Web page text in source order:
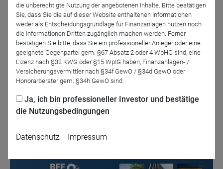
Mit dem Kombiplan und unseren Limitfunktionen können
Sie Ihren Kunden einen kostenfreien Mehrwert anbieten,
welcher Ihnen zusätzlich den Beratungsalltag erleichtert.
Seien Sie gespannt.
Jetzt für das Partner-Webinar anmelden
Zurück
die unberechtigte Nutzung der angebotenen Inhalte. Bitte bestätigen
Sie, dass Sie die auf dieser Website enthaltenen Informationen
weder als Entscheidungsgrundlage für Finanzanlagen nutzen noch
die Informationen Dritten zugänglich machen werden. Ferner
bestätigen Sie bitte, dass Sie ein professioneller Anleger oder eine
geeignete Gegenpartei gem. §67 Absatz 2 oder 4 WpHG sind, eine
Lizenz nach §32 KWG oder §15 WpIG haben, Finanzanlagen- /
Versicherungsvermittler nach §34f GewO / §34d GewO oder
Honorarberater gem. §34h GewO sind.
Ja, ich bin professioneller Investor und bestätige
die Nutzungsbedingungen
Datenschutz Impressum